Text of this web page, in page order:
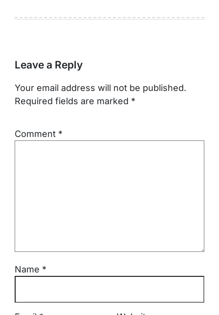
Leave a Reply
Your email address will not be published.
Required fields are marked *
Comment *
Name *